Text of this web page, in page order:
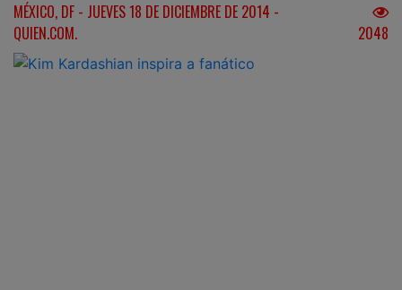
MÉXICO, DF - JUEVES 18 DE DICIEMBRE DE 2014 -
QUIEN.COM.
2048